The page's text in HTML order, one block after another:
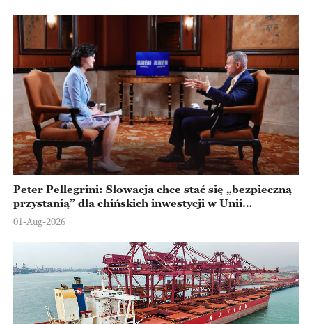
Peter Pellegrini: Słowacja chce stać się „bezpieczną
przystanią” dla chińskich inwestycji w Unii
Europejskiej
01-Aug-2026